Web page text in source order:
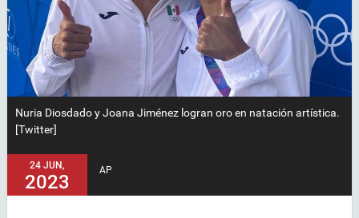
Nuria Diosdado y Joana Jiménez logran oro en natación artística.
[Twitter]
24 JUN,
2023
AP